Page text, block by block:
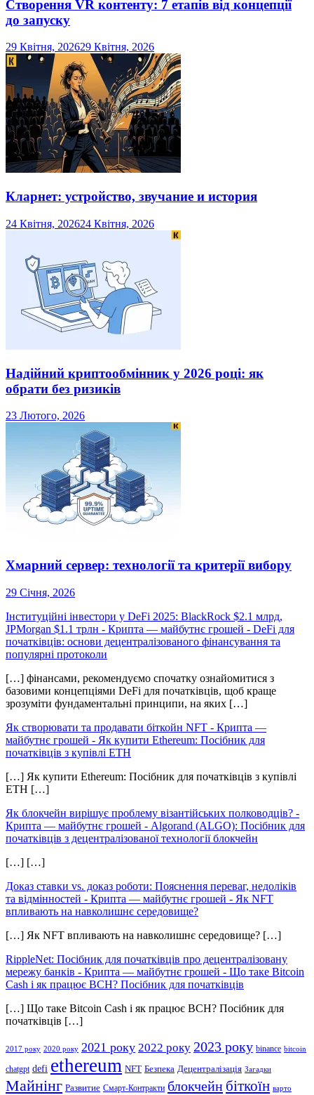
Створення VR контенту: 7 етапів від концепції
до запуску
29 Квітня, 202629 Квітня, 2026
Кларнет: устройство, звучание и история
24 Квітня, 202624 Квітня, 2026
Надійний криптообмінник у 2026 році: як
обрати без ризиків
23 Лютого, 2026
Хмарний сервер: технології та критерії вибору
29 Січня, 2026
Інституційні інвестори у DeFi 2025: BlackRock $2.1 млрд,
JPMorgan $1.1 трлн - Крипта — майбутнє грошей - DeFi для
початківців: основи децентралізованого фінансування та
популярні протоколи
[…] фінансами, рекомендуємо спочатку ознайомитися з
базовими концепціями DeFi для початківців, щоб краще
зрозуміти фундаментальні принципи, на яких […]
Як створювати та продавати біткойн NFT - Крипта —
майбутнє грошей - Як купити Ethereum: Посібник для
початківців з купівлі ETH
[…] Як купити Ethereum: Посібник для початківців з купівлі
ETH […]
Як блокчейн вирішує проблему візантійських полководців? -
Крипта — майбутнє грошей - Algorand (ALGO): Посібник для
початківців з децентралізованої технології блокчейн
[…] […]
Доказ ставки vs. доказ роботи: Пояснення переваг, недоліків
та відмінностей - Крипта — майбутнє грошей - Як NFT
впливають на навколишнє середовище?
[…] Як NFT впливають на навколишнє середовище? […]
RippleNet: Посібник для початківців про децентралізовану
мережу банків - Крипта — майбутнє грошей - Що таке Bitcoin
Cash і як працює BCH? Посібник для початківців
[…] Що таке Bitcoin Cash і як працює BCH? Посібник для
початківців […]
2017 року 2020 року 2021 року 2022 року 2023 року binance bitcoin
chatgpt defi ethereum NFT Безпека Децентралізація Загадки
Майнінг Развитие Смарт-Контракти блокчейн біткоїн варто